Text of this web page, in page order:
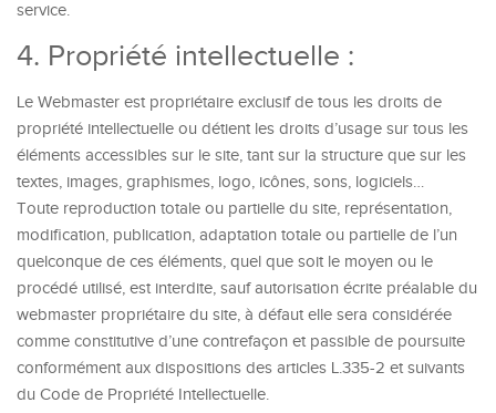
service.
4. Propriété intellectuelle :
Le Webmaster est propriétaire exclusif de tous les droits de
propriété intellectuelle ou détient les droits d’usage sur tous les
éléments accessibles sur le site, tant sur la structure que sur les
textes, images, graphismes, logo, icônes, sons, logiciels…
Toute reproduction totale ou partielle du site, représentation,
modification, publication, adaptation totale ou partielle de l’un
quelconque de ces éléments, quel que soit le moyen ou le
procédé utilisé, est interdite, sauf autorisation écrite préalable du
webmaster propriétaire du site, à défaut elle sera considérée
comme constitutive d’une contrefaçon et passible de poursuite
conformément aux dispositions des articles L.335-2 et suivants
du Code de Propriété Intellectuelle.